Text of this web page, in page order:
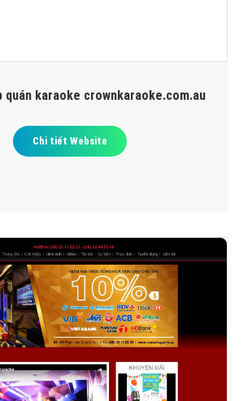
quán karaoke crownkaraoke.com.au
Chi tiết Website